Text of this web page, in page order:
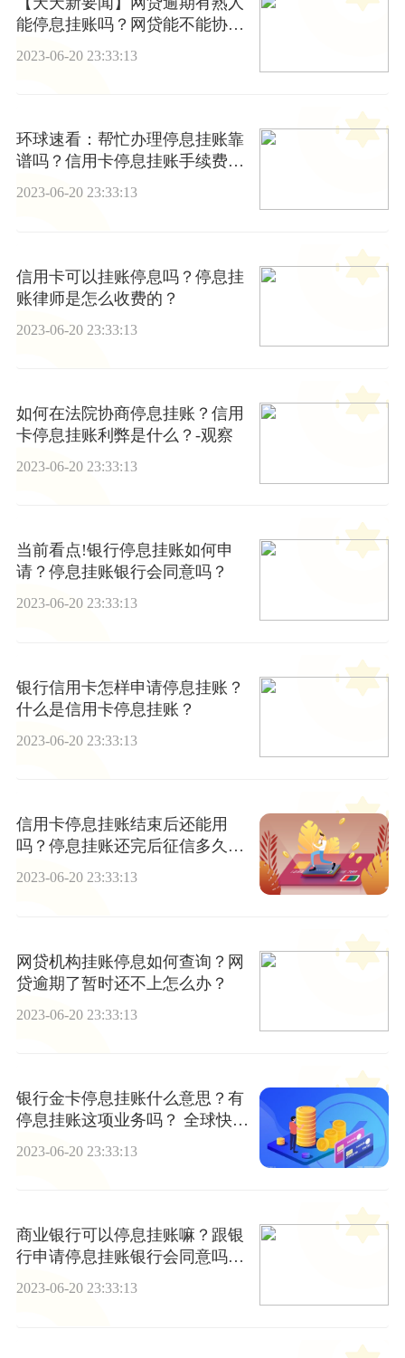
能停息挂账吗？网贷能不能协商
2023-06-20 23:33:13
环球速看：帮忙办理停息挂账靠
谱吗？信用卡停息挂账手续费多
少？
2023-06-20 23:33:13
信用卡可以挂账停息吗？停息挂
账律师是怎么收费的？
2023-06-20 23:33:13
如何在法院协商停息挂账？信用
卡停息挂账利弊是什么？-观察
2023-06-20 23:33:13
当前看点!银行停息挂账如何申
请？停息挂账银行会同意吗？
2023-06-20 23:33:13
银行信用卡怎样申请停息挂账？
什么是信用卡停息挂账？
2023-06-20 23:33:13
信用卡停息挂账结束后还能用
吗？停息挂账还完后征信多久恢
复？|全球聚焦
2023-06-20 23:33:13
网贷机构挂账停息如何查询？网
贷逾期了暂时还不上怎么办？
2023-06-20 23:33:13
银行金卡停息挂账什么意思？有
停息挂账这项业务吗？ 全球快看
2023-06-20 23:33:13
商业银行可以停息挂账嘛？跟银
行申请停息挂账银行会同意吗？
_全球头条
2023-06-20 23:33:13